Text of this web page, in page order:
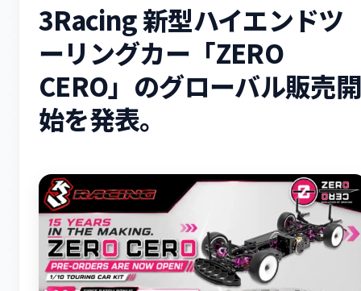
3Racing 新型ハイエンドツ
ーリングカー「ZERO
CERO」のグローバル販売開
始を発表。